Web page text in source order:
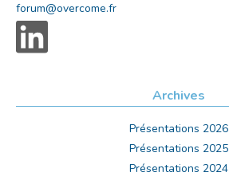
forum@overcome.fr
Archives
Présentations 2026
Présentations 2025
Présentations 2024